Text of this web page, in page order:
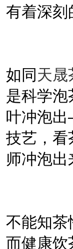
有着深刻
如同 天晟
是科学泡
叶冲泡
技艺，看
师冲泡
不能知茶
而健康饮